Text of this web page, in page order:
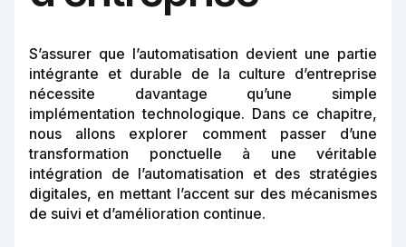
S’assurer que l’automatisation devient une partie
intégrante et durable de la culture d’entreprise
nécessite davantage qu’une simple
implémentation technologique. Dans ce chapitre,
nous allons explorer comment passer d’une
transformation ponctuelle à une véritable
intégration de l’automatisation et des stratégies
digitales, en mettant l’accent sur des mécanismes
de suivi et d’amélioration continue.